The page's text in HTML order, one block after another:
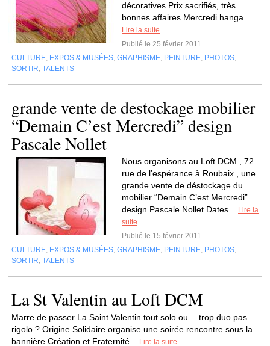
décoratives Prix sacrifiés, très
bonnes affaires Mercredi hanga...
Lire la suite
Publié le 25 février 2011
CULTURE, EXPOS & MUSÉES, GRAPHISME, PEINTURE, PHOTOS,
SORTIR, TALENTS
grande vente de destockage mobilier
“Demain C’est Mercredi” design
Pascale Nollet
Nous organisons au Loft DCM , 72
rue de l’espérance à Roubaix , une
grande vente de déstockage du
mobilier “Demain C’est Mercredi”
design Pascale Nollet Dates...
Lire la
suite
Publié le 15 février 2011
CULTURE, EXPOS & MUSÉES, GRAPHISME, PEINTURE, PHOTOS,
SORTIR, TALENTS
La St Valentin au Loft DCM
Marre de passer La Saint Valentin tout solo ou… trop duo pas
rigolo ? Origine Solidaire organise une soirée rencontre sous la
bannière Création et Fraternité...
Lire la suite